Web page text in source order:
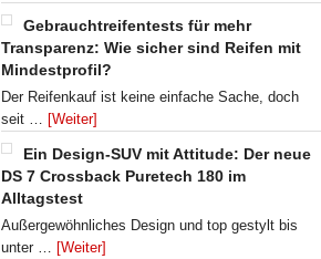
Gebrauchtreifentests für mehr
Transparenz: Wie sicher sind Reifen mit
Mindestprofil?
Der Reifenkauf ist keine einfache Sache, doch
seit … [Weiter]
Ein Design-SUV mit Attitude: Der neue
DS 7 Crossback Puretech 180 im
Alltagstest
Außergewöhnliches Design und top gestylt bis
unter … [Weiter]